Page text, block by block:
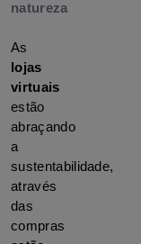
natureza
lojas
virtuais
estão
abraçando
a
sustentabilidade,
através
das
compras